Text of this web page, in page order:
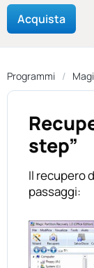
Acquista
Programmi
step”
Il recupero
passaggi: